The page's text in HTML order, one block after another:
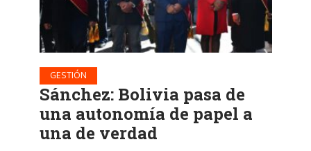
GESTIÓN
Sánchez: Bolivia pasa de
una autonomía de papel a
una de verdad